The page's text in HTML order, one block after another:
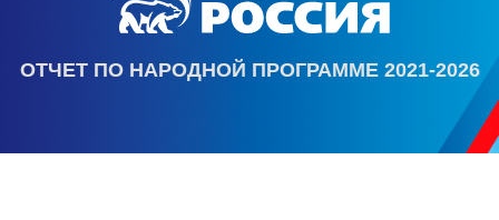
ОТЧЕТ ПО НАРОДНОЙ ПРОГРАММЕ 2021-2026